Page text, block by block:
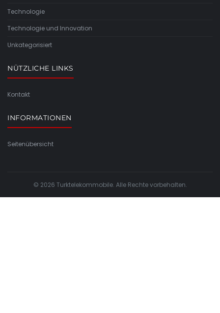
Technologie
Technologie und Innovation
Unkategorisiert
NÜTZLICHE LINKS
Kontakt
INFORMATIONEN
Seitenübersicht
© 2026 Turktelekommobile. Alle Rechte vorbehalten.